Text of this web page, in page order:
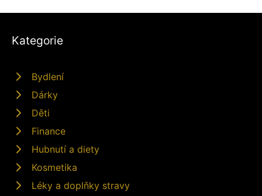
Kategorie
Bydlení
Dárky
Děti
Finance
Hubnutí a diety
Kosmetika
Léky a doplňky stravy